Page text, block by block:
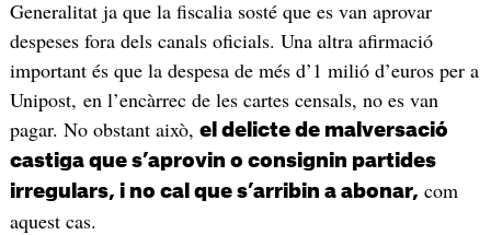
Generalitat ja que la fiscalia sosté que es van aprovar
despeses fora dels canals oficials. Una altra afirmació
important és que la despesa de més d’1 milió d’euros per a
Unipost, en l’encàrrec de les cartes censals, no es van
pagar. No obstant això, el delicte de malversació
castiga que s’aprovin o consignin partides
irregulars, i no cal que s’arribin a abonar, com
aquest cas.